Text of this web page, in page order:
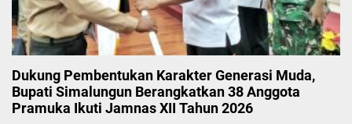
Dukung Pembentukan Karakter Generasi Muda,
Bupati Simalungun Berangkatkan 38 Anggota
Pramuka Ikuti Jamnas XII Tahun 2026